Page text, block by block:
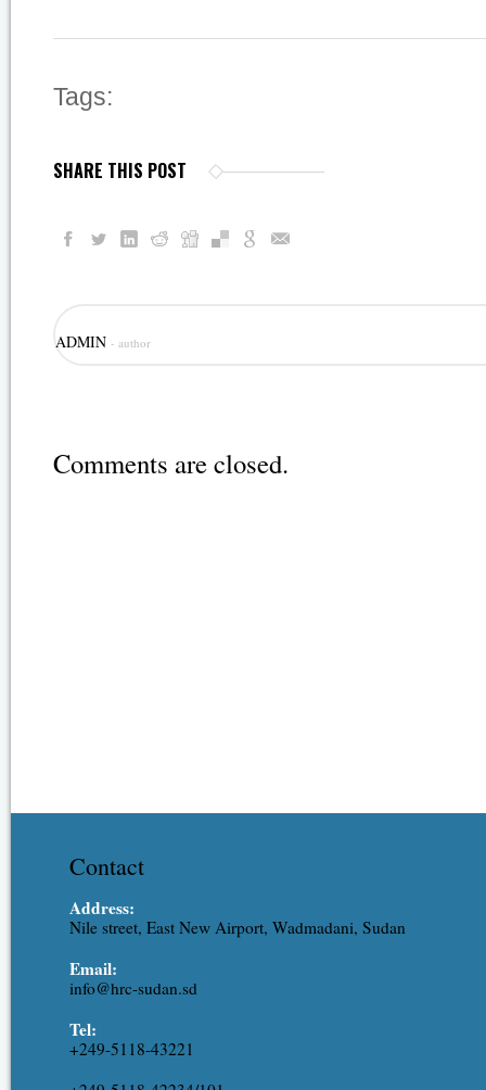
Tags:
SHARE THIS POST
ADMIN - author
Comments are closed.
Contact
Address:
Nile street, East New Airport, Wadmadani, Sudan
Email:
info@hrc-sudan.sd
Tel:
+249-5118-43221